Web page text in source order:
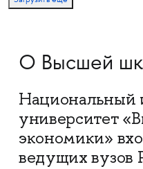
О Высшей
Национальный
университет
экономики»
ведущих вузов